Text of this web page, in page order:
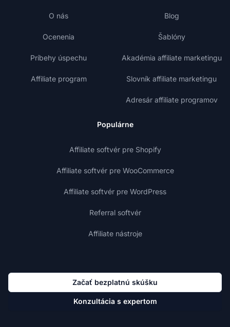
O nás
Ocenenia
Príbehy úspechu
Affiliate program
Blog
Šablóny
Akadémia affiliate marketingu
Slovník affiliate marketingu
Adresár affiliate programov
Populárne
Affiliate softvér pre Shopify
Affiliate softvér pre WooCommerce
Affiliate softvér pre WordPress
Referral softvér
Affiliate nástroje
Začať bezplatnú skúšku
Konzultácia s expertom